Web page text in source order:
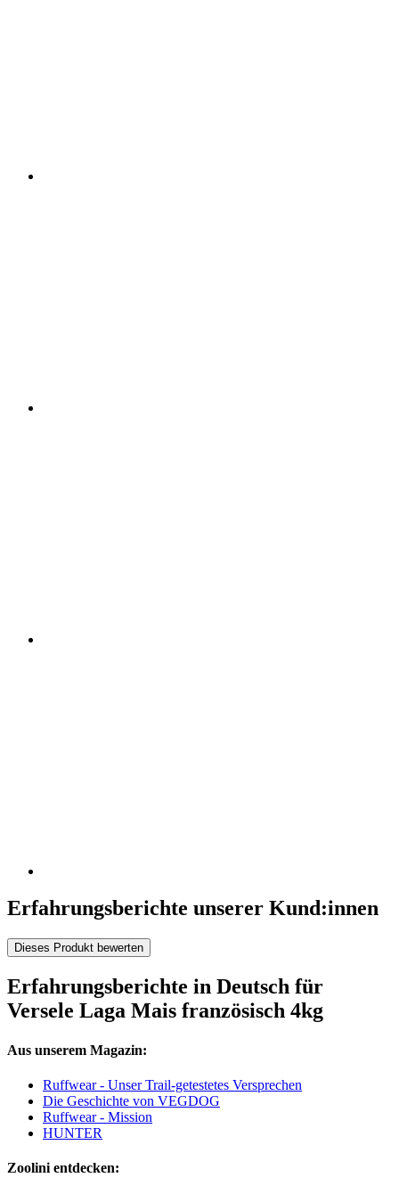
Erfahrungsberichte unserer Kund:innen
Dieses Produkt bewerten
Erfahrungsberichte in Deutsch für
Versele Laga Mais französisch 4kg
Aus unserem Magazin:
Ruffwear - Unser Trail-getestetes Versprechen
Die Geschichte von VEGDOG
Ruffwear - Mission
HUNTER
Zoolini entdecken: